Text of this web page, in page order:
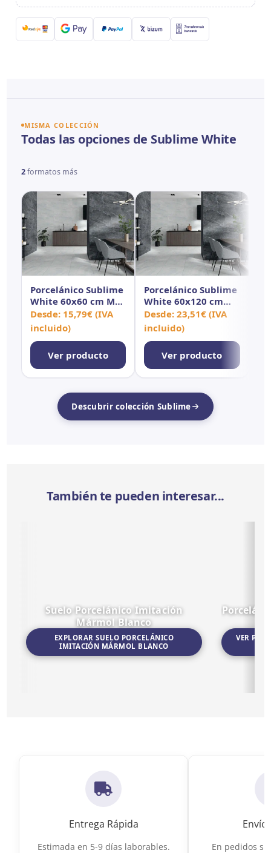
MISMA COLECCIÓN
Todas las opciones de Sublime White
2formatos más
Porcelánico Sublime
White 60x60 cm MT
Rect
Desde: 15,79€ (IVA
incluido)
Ver producto
Porcelánico Sublime
White 60x120 cm
PUL Rect
Desde:23,51€ (IVA
incluido)
Ver producto
Descubrir colección Sublime
También te pueden interesar...
Suelo Porcelánico Imitación
Mármol Blanco
EXPLORAR SUELO PORCELÁNICO
IMITACIÓN MÁRMOL BLANCO
VER
Entrega Rápida
Estimada en 5-9 días laborables. En pedidos